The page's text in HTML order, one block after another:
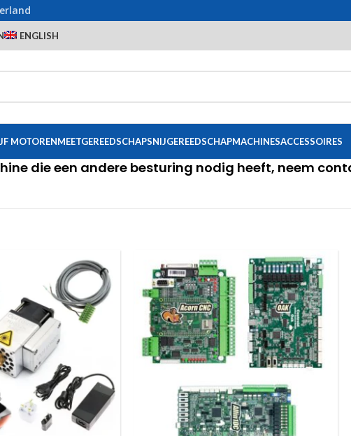
ENGLISH
MOTORENMEETGEREEDSCHAPSNIJGEREEDSCHAPMACHINESACCESSOIRES
die een andere besturing nodig heeft, neem